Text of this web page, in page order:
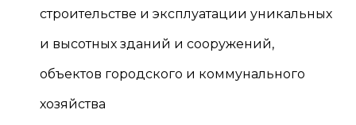
строительстве и эксплуатации уникальных
и высотных зданий и сооружений,
объектов городского и коммунального
хозяйства